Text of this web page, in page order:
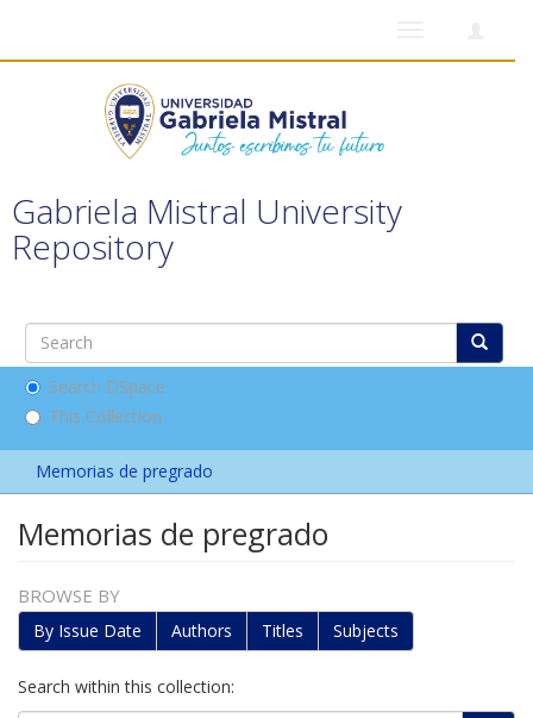
Gabriela Mistral University
Repository
Search DSpace
This Collection
Memorias de pregrado
Memorias de pregrado
BROWSE BY
By Issue Date Authors Titles Subjects
Search within this collection: